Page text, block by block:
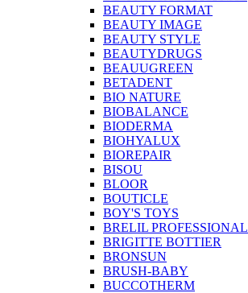
BEAUTY FORMAT
BEAUTY IMAGE
BEAUTY STYLE
BEAUTYDRUGS
BEAUUGREEN
BETADENT
BIO NATURE
BIOBALANCE
BIODERMA
BIOHYALUX
BIOREPAIR
BISOU
BLOOR
BOUTICLE
BOY'S TOYS
BRELIL PROFESSIONAL
BRIGITTE BOTTIER
BRONSUN
BRUSH-BABY
BUCCOTHERM